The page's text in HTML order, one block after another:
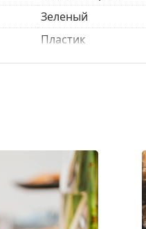
Зеленый
Пластик
M
135 г
Нет